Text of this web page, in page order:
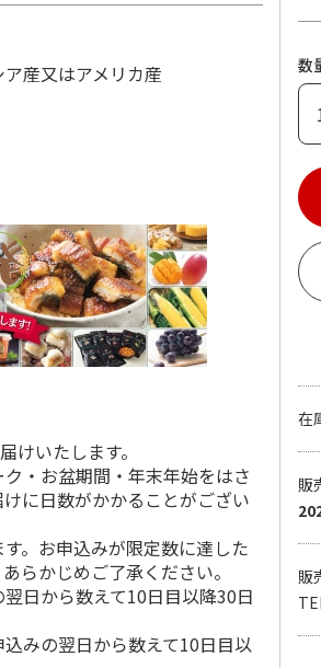
産又はアメリカ産
いたします。
・お盆期間・年末年始をはさ
に日数がかかることがござい
。お申込みが限定数に達した
らかじめご了承ください。
日から数えて10日目以降30日
みの翌日から数えて10日目以
数
在
販
販